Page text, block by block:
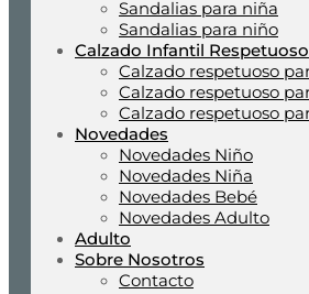
Sandalias para niña
Sandalias para niño
Calzado Infantil Respetuoso
Calzado respetuoso
Calzado respetuoso
Calzado respetuoso
Novedades
Novedades Niño
Novedades Niña
Novedades Bebé
Novedades Adulto
Adulto
Sobre Nosotros
Contacto